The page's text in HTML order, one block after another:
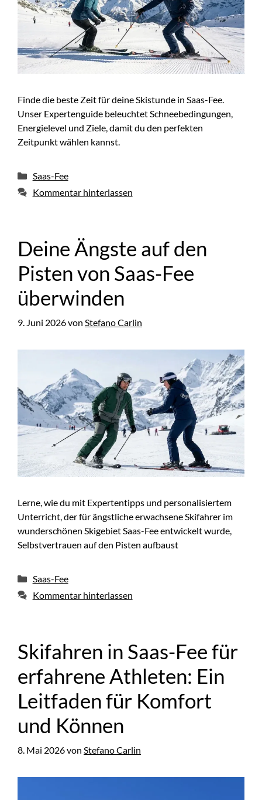
Finde die beste Zeit für deine Skistunde in Saas-Fee.
Unser Expertenguide beleuchtet Schneebedingungen,
Energielevel und Ziele, damit du den perfekten
Zeitpunkt wählen kannst.
Kategorien
Saas-Fee
Kommentar hinterlassen
Deine Ängste auf den
Pisten von Saas-Fee
überwinden
9. Juni 2026von Stefano Carlin
Lerne, wie du mit Expertentipps und personalisiertem
Unterricht, der für ängstliche erwachsene Skifahrer im
wunderschönen Skigebiet Saas-Fee entwickelt wurde,
Selbstvertrauen auf den Pisten aufbaust
Kategorien
Saas-Fee
Kommentar hinterlassen
Skifahren in Saas-Fee für
erfahrene Athleten: Ein
Leitfaden für Komfort
und Können
8. Mai 2026von Stefano Carlin